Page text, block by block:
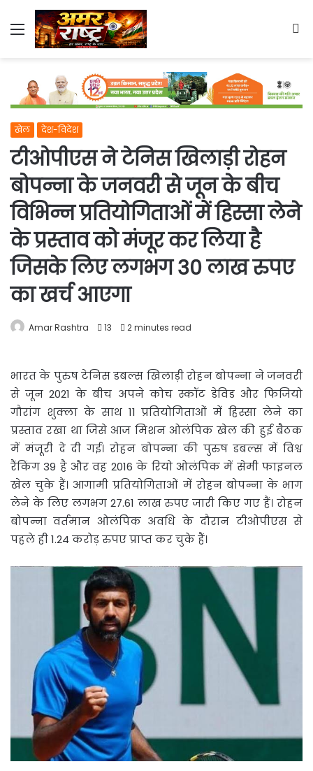
Menu
खेल देश-विदेश
टीओपीएस ने टेनिस खिलाड़ी रोहन
बोपन्ना के जनवरी से जून के बीच
विभिन्न प्रतियोगिताओं में हिस्सा लेने
के प्रस्ताव को मंजूर कर लिया है
जिसके लिए लगभग 30 लाख रुपए
का खर्च आएगा
Amar Rashtra 13 2 minutes read
भारत के पुरुषटेनिस डबल्स खिलाड़ी रोहन बोपन्ना ने जनवरी
से जून 2021 के बीच अपने कोच स्कॉट डेविड और फिजियो
गौरांग शुक्ला के साथ 11 प्रतियोगिताओं में हिस्सा लेने का
प्रस्ताव रखा था जिसे आज मिशन ओलंपिक खेल की हुई बैठक
में मंजूरी दे दी गई। रोहन बोपन्ना की पुरुष डबल्स में विश्व
रैंकिंग 39 है और वह 2016 के रियो ओलंपिक में सेमी फाइनल
खेल चुके हैं। आगामी प्रतियोगिताओं में रोहन बोपन्ना के भाग
लेने के लिए लगभग 27.61 लाख रुपए जारी किए गए हैं। रोहन
बोपन्ना वर्तमान ओलंपिक अवधि के दौरान टीओपीएस से
पहले ही 1.24 करोड़ रुपए प्राप्त कर चुके हैं।